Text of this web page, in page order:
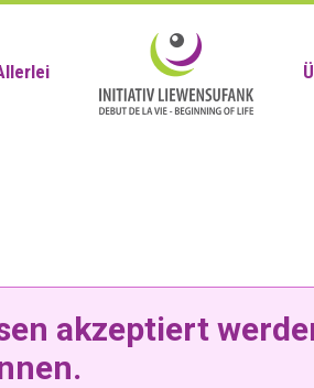
akzeptiert